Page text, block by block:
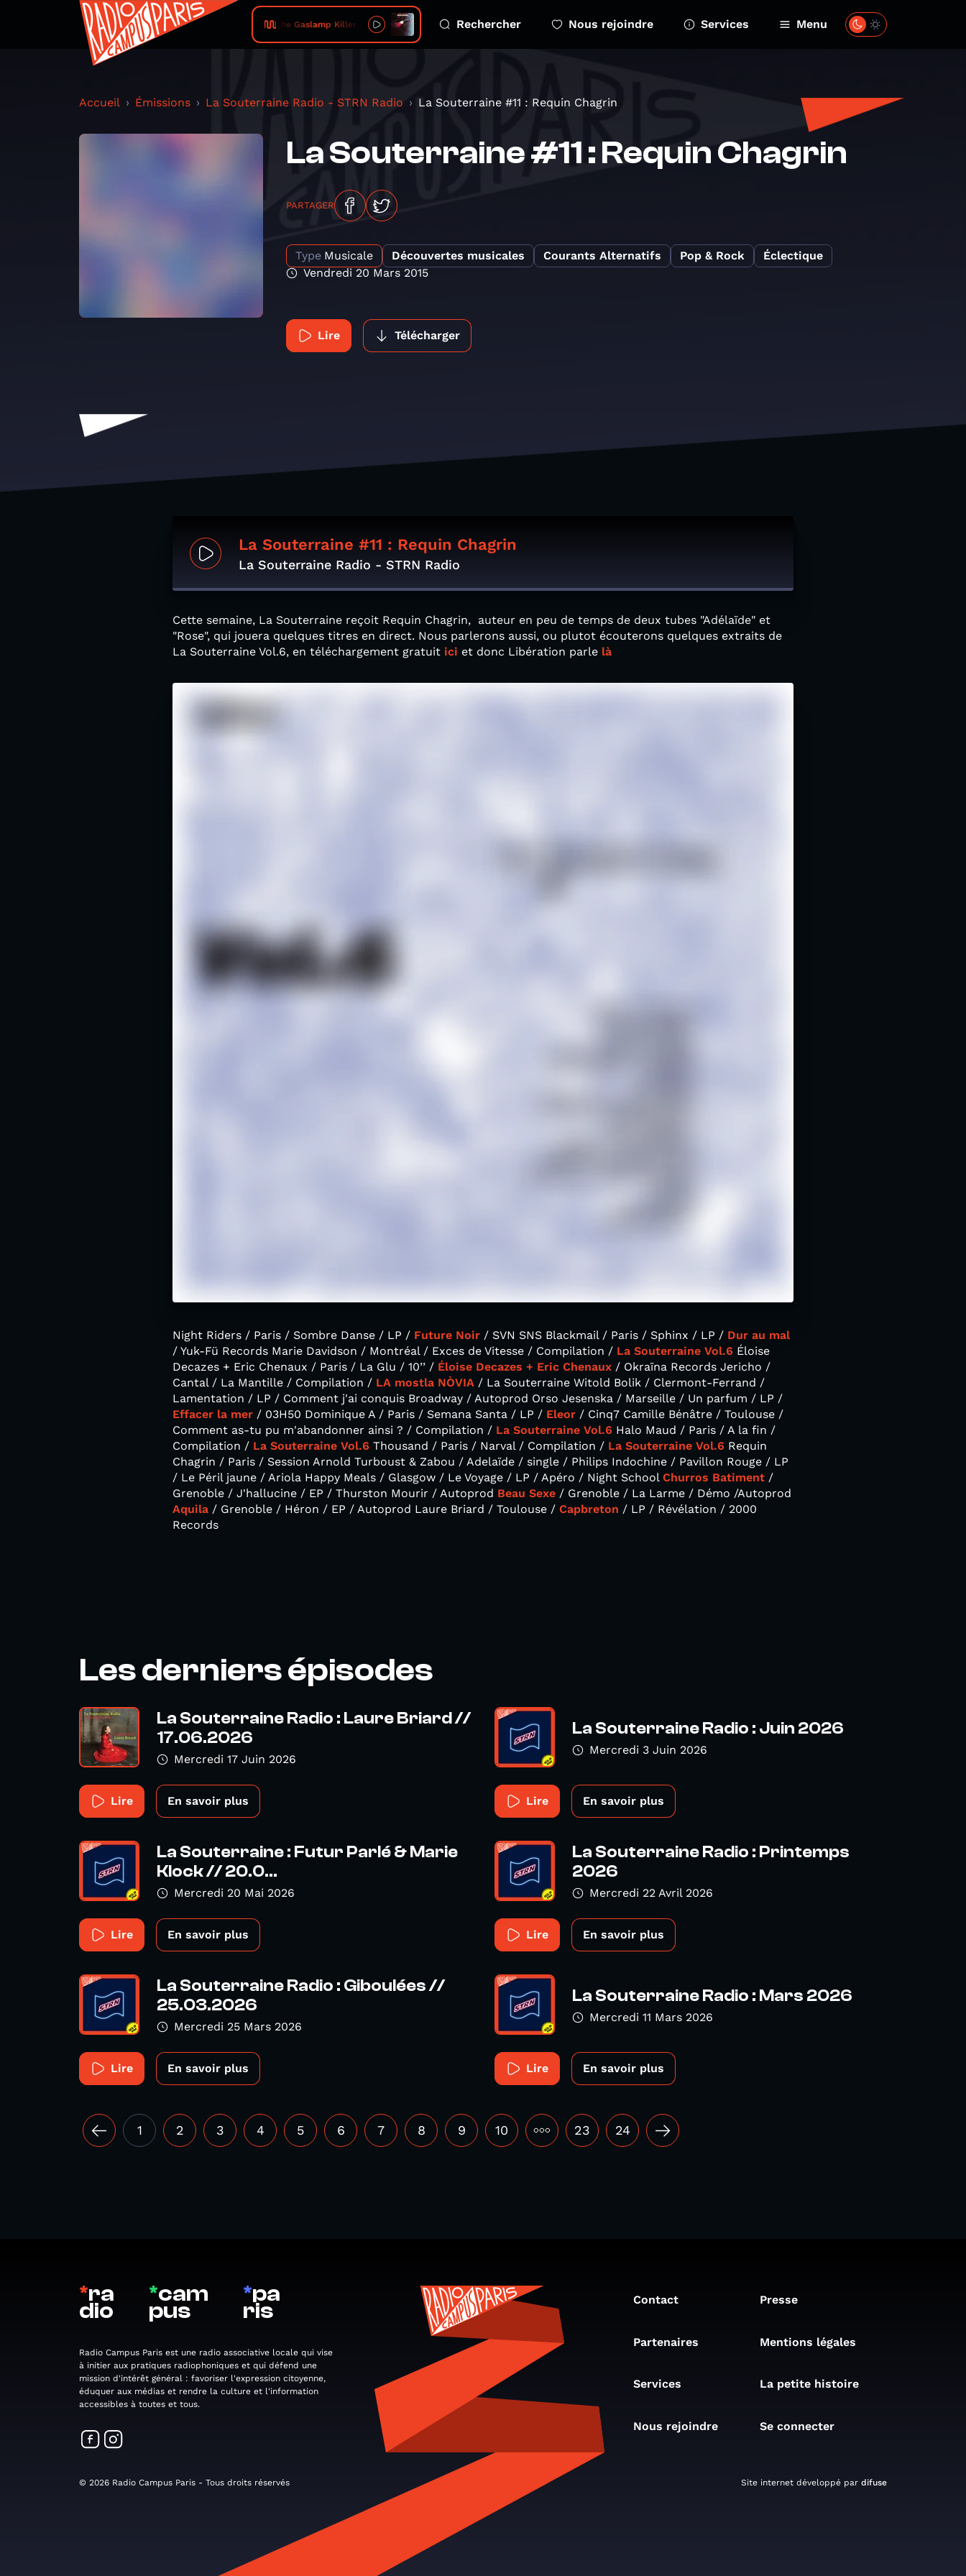
The Gaslamp Killer • Nissim Rechercher Nous rejoindre Services Menu
Accueil Émissions La Souterraine Radio - STRN Radio La Souterraine #11 : Requin Chagrin
La Souterraine #11 : Requin Chagrin
PARTAGER
Type Musicale Découvertes musicales Courants Alternatifs Pop & Rock
Éclectique
Vendredi 20 Mars 2015
Lire Télécharger
La Souterraine #11 : Requin Chagrin
La Souterraine Radio - STRN Radio
Cette semaine, La Souterraine reçoit Requin Chagrin, auteur en peu de temps de deux tubes "Adélaïde" et
"Rose", qui jouera quelques titres en direct. Nous parlerons aussi, ou plutot écouterons quelques extraits de
La Souterraine Vol.6, en téléchargement gratuit ici et donc Libération parle là
Night Riders / Paris / Sombre Danse / LP / Future Noir / SVN SNS Blackmail / Paris / Sphinx / LP / Dur au mal
/ Yuk-Fü Records Marie Davidson / Montréal / Exces de Vitesse / Compilation / La Souterraine Vol.6 Éloise
Decazes + Eric Chenaux / Paris / La Glu / 10’’ / Éloise Decazes + Eric Chenaux / Okraïna Records Jericho /
Cantal / La Mantille / Compilation / LA mostla NÒVIA / La Souterraine Witold Bolik / Clermont-Ferrand /
Lamentation / LP / Comment j'ai conquis Broadway / Autoprod Orso Jesenska / Marseille / Un parfum / LP /
Effacer la mer / 03H50 Dominique A / Paris / Semana Santa / LP / Eleor / Cinq7 Camille Bénâtre / Toulouse /
Comment as-tu pu m'abandonner ainsi ? / Compilation / La Souterraine Vol.6 Halo Maud / Paris / A la fin /
Compilation / La Souterraine Vol.6 Thousand / Paris / Narval / Compilation / La Souterraine Vol.6 Requin
Chagrin / Paris / Session Arnold Turboust & Zabou / Adelaïde / single / Philips Indochine / Pavillon Rouge / LP
/ Le Péril jaune / Ariola Happy Meals / Glasgow / Le Voyage / LP / Apéro / Night School Churros Batiment /
Grenoble / J'hallucine / EP / Thurston Mourir / Autoprod Beau Sexe / Grenoble / La Larme / Démo /Autoprod
Aquila / Grenoble / Héron / EP / Autoprod Laure Briard / Toulouse / Capbreton / LP / Révélation / 2000
Records
Les derniers épisodes
La Souterraine Radio : Laure Briard //
17.06.2026
Mercredi 17 Juin 2026
Lire En savoir plus
La Souterraine Radio : Juin 2026
Mercredi 3 Juin 2026
Lire En savoir plus
La Souterraine : Futur Parlé & Marie
Klock // 20.0...
Mercredi 20 Mai 2026
Lire En savoir plus
La Souterraine Radio : Printemps
2026
Mercredi 22 Avril 2026
Lire En savoir plus
La Souterraine Radio : Giboulées //
25.03.2026
Mercredi 25 Mars 2026
Lire En savoir plus
La Souterraine Radio : Mars 2026
Mercredi 11 Mars 2026
Lire En savoir plus
1 2 3 4 5 6 7 8 9 10 ••• 23 24
*ra
dio
*cam
pus
*pa
ris
Radio Campus Paris est une radio associative locale qui vise
à initier aux pratiques radiophoniques et qui défend une
mission d'intérêt général : favoriser l'expression citoyenne,
éduquer aux médias et rendre la culture et l'information
accessibles à toutes et tous.
Contact Presse
Partenaires Mentions légales
Services La petite histoire
Nous rejoindre Se connecter
© 2026 Radio Campus Paris - Tous droits réservés Site internet développé par difuse